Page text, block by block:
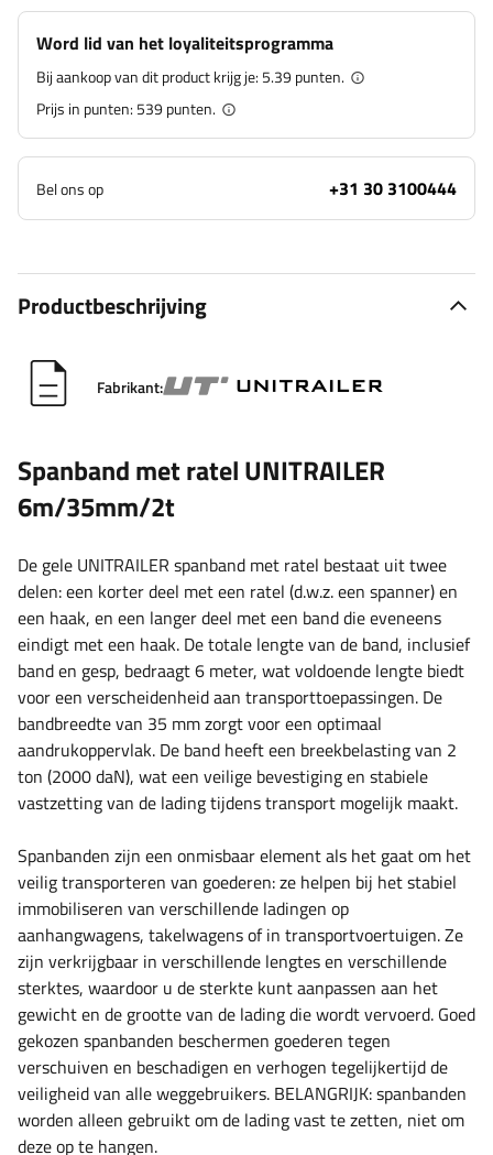
Word lid van het loyaliteitsprogramma
Bij aankoop van dit product krijg je: 5.39 punten.
Prijs in punten: 539punten.
Bel ons op +31 30 3100444
Productbeschrijving
Fabrikant:
Spanband met ratel UNITRAILER
6m/35mm/2t
De gele UNITRAILER spanband met ratel bestaat uit twee
delen: een korter deel met een ratel (d.w.z. een spanner) en
een haak, en een langer deel met een band die eveneens
eindigt met een haak. De totale lengte van de band, inclusief
band en gesp, bedraagt ​​6 meter, wat voldoende lengte biedt
voor een verscheidenheid aan transporttoepassingen. De
bandbreedte van 35 mm zorgt voor een optimaal
aandrukoppervlak. De band heeft een breekbelasting van 2
ton (2000 daN), wat een veilige bevestiging en stabiele
vastzetting van de lading tijdens transport mogelijk maakt.
Spanbanden zijn een onmisbaar element als het gaat om het
veilig transporteren van goederen: ze helpen bij het stabiel
immobiliseren van verschillende ladingen op
aanhangwagens, takelwagens of in transportvoertuigen. Ze
zijn verkrijgbaar in verschillende lengtes en verschillende
sterktes, waardoor u de sterkte kunt aanpassen aan het
gewicht en de grootte van de lading die wordt vervoerd. Goed
gekozen spanbanden beschermen goederen tegen
verschuiven en beschadigen en verhogen tegelijkertijd de
veiligheid van alle weggebruikers. BELANGRIJK: spanbanden
worden alleen gebruikt om de lading vast te zetten, niet om
deze op te hangen.